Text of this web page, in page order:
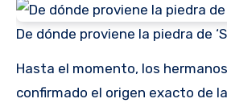
De dónde proviene la piedra de
Hasta el momento, los
confirmado el origen exacto de